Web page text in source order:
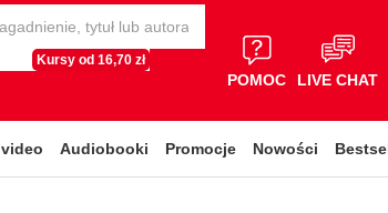
Kursy od 16,70 zł
POMOC LIVE CHAT
Audiobooki Promocje Nowości